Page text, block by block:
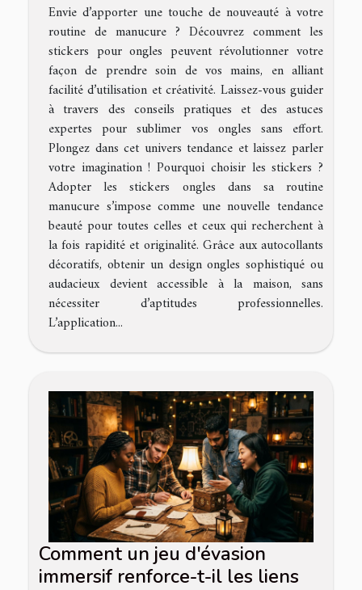
Envie d’apporter une touche de nouveauté à votre
routine de manucure ? Découvrez comment les
stickers pour ongles peuvent révolutionner votre
façon de prendre soin de vos mains, en alliant
facilité d’utilisation et créativité. Laissez-vous guider
à travers des conseils pratiques et des astuces
expertes pour sublimer vos ongles sans effort.
Plongez dans cet univers tendance et laissez parler
votre imagination ! Pourquoi choisir les stickers ?
Adopter les stickers ongles dans sa routine
manucure s’impose comme une nouvelle tendance
beauté pour toutes celles et ceux qui recherchent à
la fois rapidité et originalité. Grâce aux autocollants
décoratifs, obtenir un design ongles sophistiqué ou
audacieux devient accessible à la maison, sans
nécessiter d’aptitudes professionnelles.
L’application...
Comment un jeu d'évasion
immersif renforce-t-il les liens